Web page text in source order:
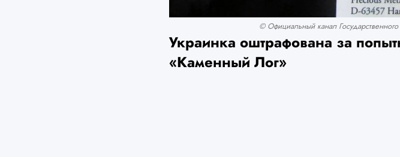
© Официальный канал
Украинка оштрафована за
«Каменный Лог»